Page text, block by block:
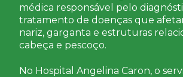
médica responsável pelo
tratamento de doenças que
nariz, garganta e estruturas
cabeça e pescoço.
No Hospital Angelina Caron, o